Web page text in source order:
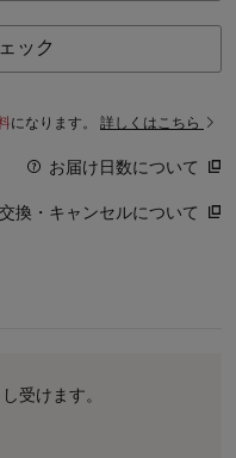
ック
になります。 詳しくはこちら
お届け日数について
換・キャンセルについて
受けます。